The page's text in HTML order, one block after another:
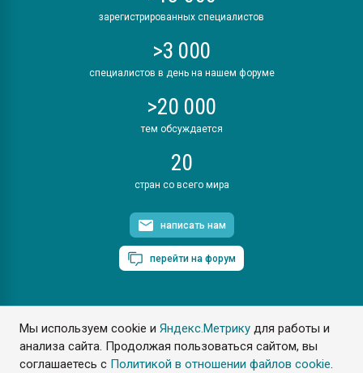
Мы используем cookie иЯндекс.Метрику для работы и
анализа сайта. Продолжая пользоваться сайтом, вы
соглашаетесь с Политикой в отношении файлов cookie.
зарегистрированных специалистов
>3 000
специалистов в день на нашем форуме
>20 000
тем обсуждается
20
стран со всего мира
написать нам
перейти на форум
ПластЭксперт © 2006. Все права защищены
Разрешается копирование материалов сайта с обязательной
ссылкой на www.e-plastic.ru